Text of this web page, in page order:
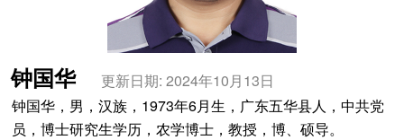
钟国华
更新日期: 2024年10月13日
钟国华，男，汉族，1973年6月生，广东五华县人，中共党
员，博士研究生学历，农学博士，教授，博、硕导。